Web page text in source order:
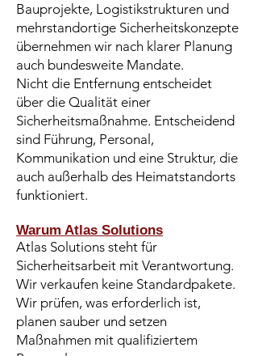
Bauprojekte, Logistikstrukturen und
mehrstandortige Sicherheitskonzepte
übernehmen wir nach klarer Planung
auch bundesweite Mandate.
Nicht die Entfernung entscheidet
über die Qualität einer
Sicherheitsmaßnahme. Entscheidend
sind Führung, Personal,
Kommunikation und eine Struktur, die
auch außerhalb des Heimatstandorts
funktioniert.
Warum Atlas Solutions
Atlas Solutions steht für
Sicherheitsarbeit mit Verantwortung.
Wir verkaufen keine Standardpakete.
Wir prüfen, was erforderlich ist,
planen sauber und setzen
Maßnahmen mit qualifiziertem